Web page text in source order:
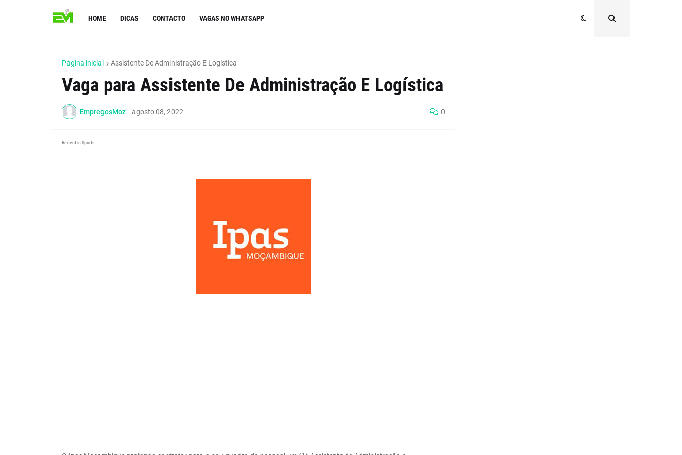
HOME DICAS CONTACTO VAGAS NO WHATSAPP
Página inicial Assistente De Administração E Logística
Vaga para Assistente De Administração E Logística
EmpregosMoz - agosto 08, 2022 0
Recent in Sports